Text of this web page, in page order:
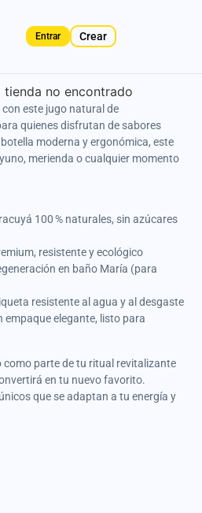
Crear
Entrar
tienda no encontrado
este jugo natural de
quienes disfrutan de sabores
moderna y ergonómica, este
merienda o cualquier momento
100 % naturales, sin azúcares
resistente y ecológico
en baño María (para
resistente al agua y al desgaste
empaque elegante, listo para
como parte de tu ritual revitalizante
en tu nuevo favorito.
que se adaptan a tu energía y